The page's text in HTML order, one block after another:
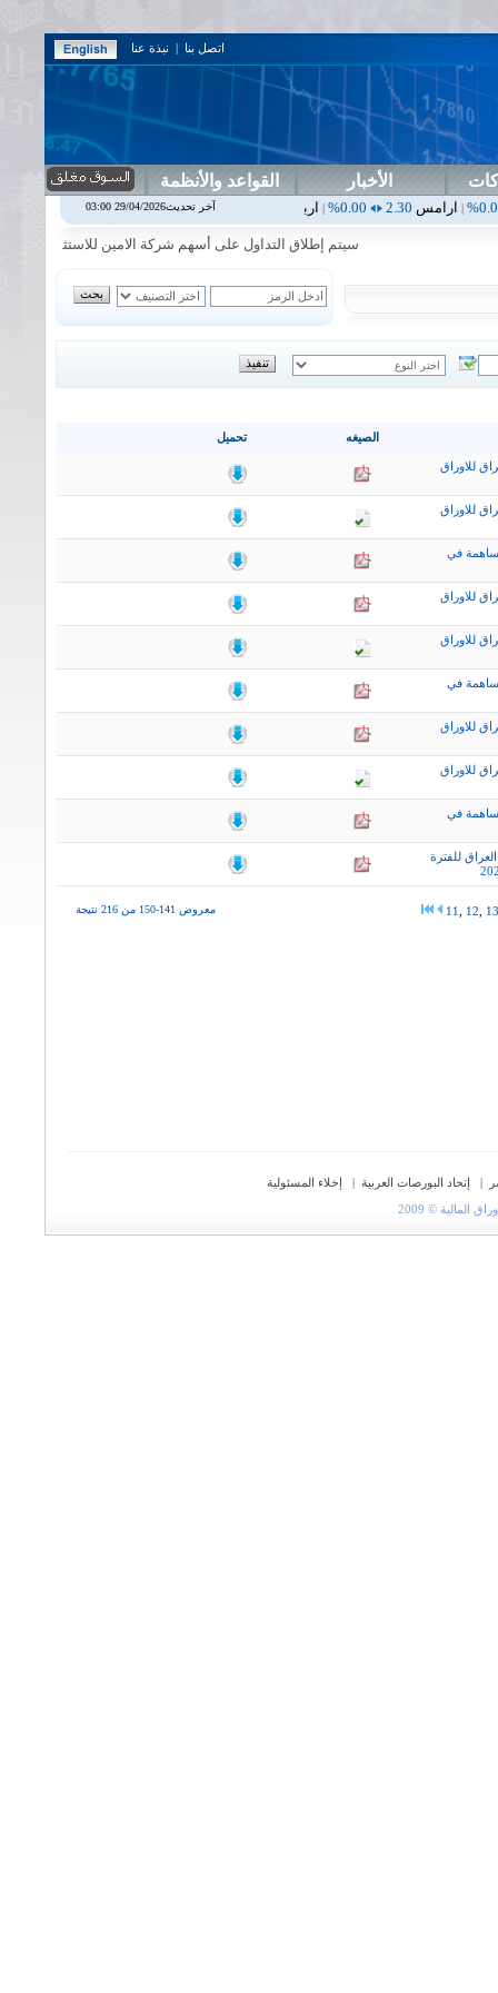
اتصل بنا | نبذة عنا
الأخبار القواعد والأنظمة
2.30
|اربيل 0.00%
0.00%
|اسفنج1.87
سيتم إطلاق التداول على أسهم شركة الامين للاستثمار المالي في
تحميل الصيغه
للاوراق
للاوراق
في
للاوراق
للاوراق
في
للاوراق
للاوراق
في
للفترة
معروض 141-150 من 216 نتيجة 11 12 13
| إتحاد البورصات العربية |
إخلاء المسئولية
© 2009